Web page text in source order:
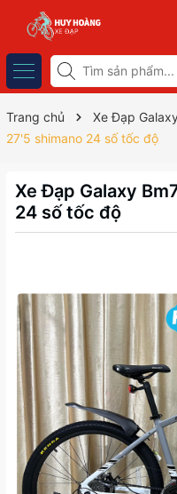
Trang chủ Xe Đạp
27'5 shimano 24 số tốc độ
Xe Đạp Galaxy
24 số tốc độ